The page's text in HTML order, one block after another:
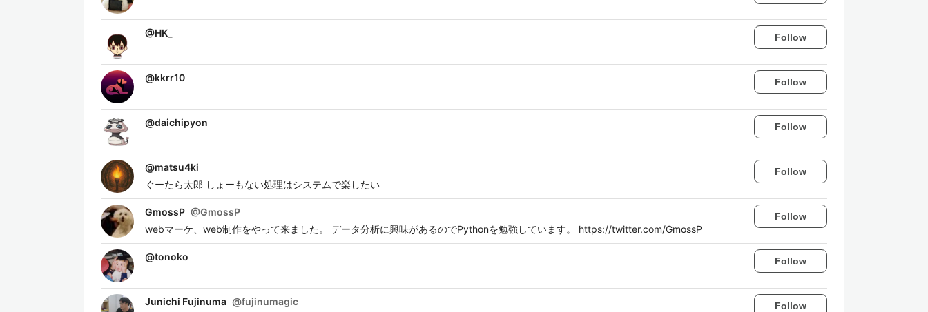
@HK_ Follow
@kkrr10 Follow
@daichipyon Follow
@matsu4ki
ぐーたら太郎 しょーもない処理はシステムで楽したい
Follow
GmossP @GmossP
webマーケ、web制作をやって来ました。 データ分析に興味があるのでPythonを勉強しています。 https://twitter.com/GmossP
Follow
@tonoko Follow
Junichi Fujinuma @fujinumagic
Follow